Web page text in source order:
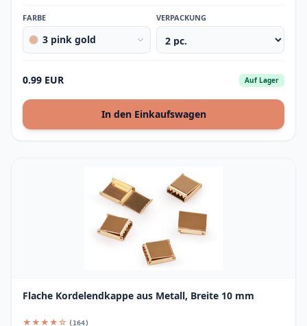
FARBE
3 pink gold
VERPACKUNG
0.99 EUR Auf Lager
In den Einkaufswagen
Flache Kordelendkappe aus Metall, Breite 10 mm
★★★★☆ (164)